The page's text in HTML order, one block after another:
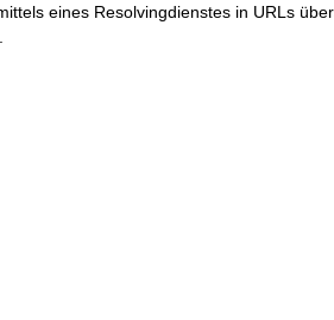
eines Resolvingdienstes in URLs
.